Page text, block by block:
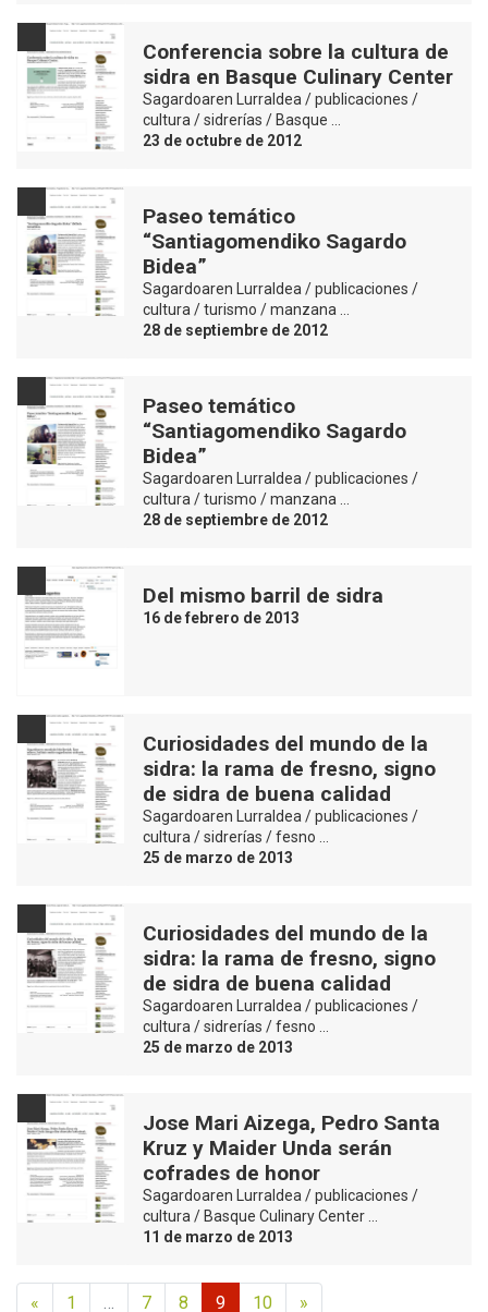
Conferencia sobre la cultura de
sidra en Basque Culinary Center
Sagardoaren Lurraldea / publicaciones /
cultura / sidrerías / Basque …
23 de octubre de 2012
Paseo temático
“Santiagomendiko Sagardo
Bidea”
Sagardoaren Lurraldea / publicaciones /
cultura / turismo / manzana …
28 de septiembre de 2012
Paseo temático
“Santiagomendiko Sagardo
Bidea”
Sagardoaren Lurraldea / publicaciones /
cultura / turismo / manzana …
28 de septiembre de 2012
Del mismo barril de sidra
16 de febrero de 2013
Curiosidades del mundo de la
sidra: la rama de fresno, signo
de sidra de buena calidad
Sagardoaren Lurraldea / publicaciones /
cultura / sidrerías / fesno …
25 de marzo de 2013
Curiosidades del mundo de la
sidra: la rama de fresno, signo
de sidra de buena calidad
Sagardoaren Lurraldea / publicaciones /
cultura / sidrerías / fesno …
25 de marzo de 2013
Jose Mari Aizega, Pedro Santa
Kruz y Maider Unda serán
cofrades de honor
Sagardoaren Lurraldea / publicaciones /
cultura / Basque Culinary Center …
11 de marzo de 2013
« 1 7 8 9 10 »